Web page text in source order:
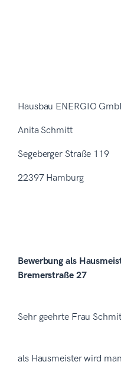
Hausbau ENERGIO
Anita Schmitt
Segeberger Straße 119
22397 Hamburg
Bewerbung als
Bremerstraße 27
Sehr geehrte Frau
als Hausmeister wird